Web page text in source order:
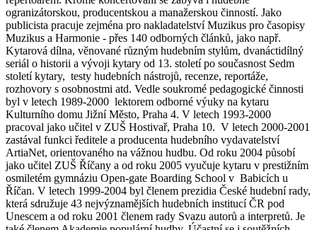
ogranizátorskou, producentskou a manažerskou činností. Jako
publicista pracuje zejména pro nakladatelství Muzikus pro časopisy
Muzikus a Harmonie - přes 140 odborných článků, jako např.
Kytarová dílna, věnované různým hudebním stylům, dvanáctidílný
seriál o historii a vývoji kytary od 13. století po současnost Sedm
století kytary, testy hudebních nástrojů, recenze, reportáže,
rozhovory s osobnostmi atd. Vedle soukromé pedagogické činnosti
byl v letech 1989-2000 lektorem odborné výuky na kytaru
Kulturního domu Jižní Město, Praha 4. V letech 1993-2000
pracoval jako učitel v ZUŠ Hostivař, Praha 10. V letech 2000-2001
zastával funkci ředitele a producenta hudebního vydavatelství
ArtiaNet, orientovaného na vážnou hudbu. Od roku 2004 působí
jako učitel ZUŠ Říčany a od roku 2005 vyučuje kytaru v prestižním
osmiletém gymnáziu Open-gate Boarding School v Babicích u
Říčan. V letech 1999-2004 byl členem prezidia České hudební rady,
která sdružuje 43 nejvýznamějších hudebních institucí ČR pod
Unescem a od roku 2001 členem rady Svazu autorů a interpretů. Je